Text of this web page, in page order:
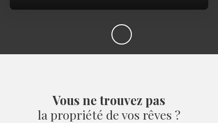
Vous ne trouvez pas
la propriété de vos rêves ?